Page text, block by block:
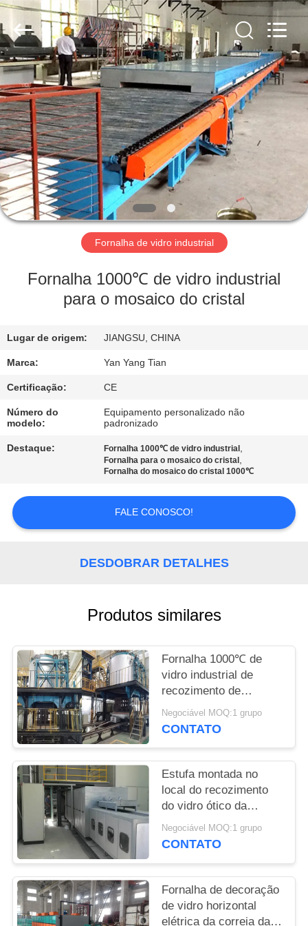
PARA
CASA
PRODUTOS
VÍDEOS
SOBRE
VISITA
FÁBRICA
CONTROLE
DE
QUALIDADE
CASOS
SOLICITE UM
DO
SITE
PRIVACY
POLICY
Sunny
Co.,
Ltd.
All
Rights
Reserved.
Fornalha de vidro industrial
Fornalha 1000℃ de vidro industrial
para o mosaico do cristal
Lugar de origem: JIANGSU, CHINA
Marca: Yan Yang Tian
Certificação: CE
Número do
modelo:
Equipamento personalizado não
padronizado
Destaque: Fornalha 1000℃ de vidro industrial ,
Fornalha para o mosaico do cristal ,
Fornalha do mosaico do cristal 1000℃
FALE CONOSCO!
DESDOBRAR DETALHES
Produtos similares
Fornalha 1000℃ de
vidro industrial de
recozimento de
levantamento inferior
Negociável MOQ:1 grupo
CONTATO
Estufa montada no
local do recozimento
do vidro ótico da
correia da malha
Negociável MOQ:1 grupo
CONTATO
Fornalha de decoração
de vidro horizontal
elétrica da correia da